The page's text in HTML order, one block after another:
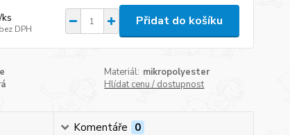
ks
bez DPH
Přidat do košíku
Materiál: mikropolyester
Hlídat cenu / dostupnost
Komentáře 0